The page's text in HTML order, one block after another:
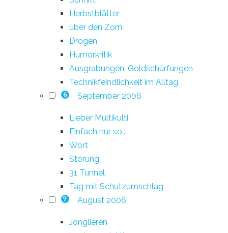
Herbstblätter
über den Zorn
Drogen
Humorkritik
Ausgrabungen, Goldschürfungen
Technikfeindlichkeit im Alltag
6 September 2006
Lieber Multikulti
Einfach nur so...
Wort
Störung
31 Tunnel
Tag mit Schutzumschlag
7 August 2006
Jonglieren